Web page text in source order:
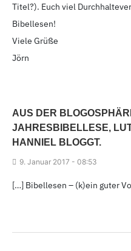
Titel?). Euch viel
Bibellesen!
Viele Grüße
Jörn
AUS DER
JAHRESBIBELLESE,
HANNIEL BLOGGT.
9. Januar 2017 - 08:53
[…] Bibellesen – (k)ein guter